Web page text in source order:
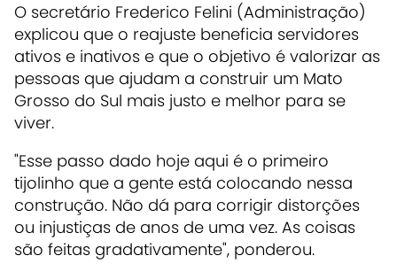
O secretário Frederico Felini (Administração)
explicou que o reajuste beneficia servidores
ativos e inativos e que o objetivo é valorizar as
pessoas que ajudam a construir um Mato
Grosso do Sul mais justo e melhor para se
viver.
"Esse passo dado hoje aqui é o primeiro
tijolinho que a gente está colocando nessa
construção. Não dá para corrigir distorções
ou injustiças de anos de uma vez. As coisas
são feitas gradativamente", ponderou.